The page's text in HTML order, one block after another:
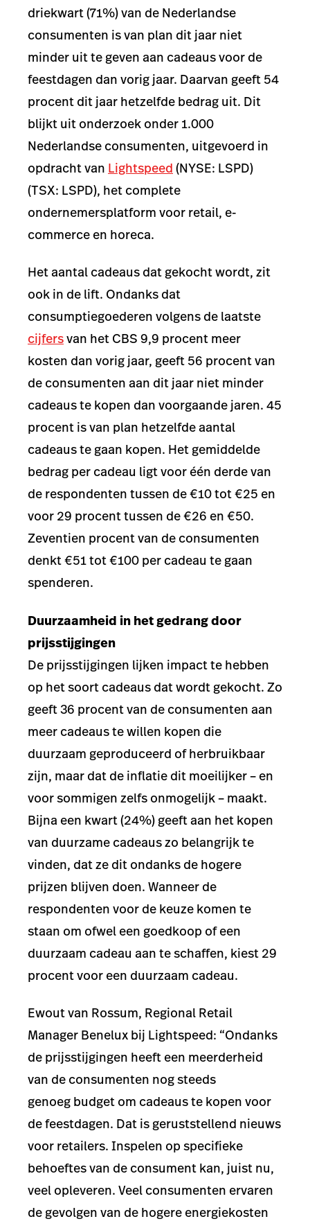
driekwart (71%) van de Nederlandse
consumenten is van plan dit jaar niet
minder uit te geven aan cadeaus voor de
feestdagen dan vorig jaar. Daarvan geeft 54
procent dit jaar hetzelfde bedrag uit. Dit
blijkt uit onderzoek onder 1.000
Nederlandse consumenten, uitgevoerd in
opdracht van Lightspeed (NYSE: LSPD)
(TSX: LSPD), het complete
ondernemersplatform voor retail, e-
commerce en horeca.
Het aantal cadeaus dat gekocht wordt, zit
ook in de lift. Ondanks dat
consumptiegoederen volgens de laatste
cijfersvan het CBS 9,9 procent meer
kosten dan vorig jaar, geeft 56 procent van
de consumenten aan dit jaar niet minder
cadeaus te kopen dan voorgaande jaren. 45
procent is van plan hetzelfde aantal
cadeaus te gaan kopen. Het gemiddelde
bedrag per cadeau ligt voor één derde van
de respondenten tussen de €10 tot €25 en
voor 29 procent tussen de €26 en €50.
Zeventien procent van de consumenten
denkt €51 tot €100 per cadeau te gaan
spenderen.
Duurzaamheid in het gedrang door
prijsstijgingen
De prijsstijgingen lijken impact te hebben
op het soort cadeaus dat wordt gekocht. Zo
geeft 36 procent van de consumenten aan
meer cadeaus te willen kopen die
duurzaam geproduceerd of herbruikbaar
zijn, maar dat de inflatie dit moeilijker – en
voor sommigen zelfs onmogelijk – maakt.
Bijna een kwart (24%) geeft aan het kopen
van duurzame cadeaus zo belangrijk te
vinden, dat ze dit ondanks de hogere
prijzen blijven doen. Wanneer de
respondenten voor de keuze komen te
staan om ofwel een goedkoop of een
duurzaam cadeau aan te schaffen, kiest 29
procent voor een duurzaam cadeau.
Ewout van Rossum, Regional Retail
Manager Benelux bij Lightspeed: “Ondanks
de prijsstijgingen heeft een meerderheid
van de consumenten nog steeds
genoeg budget om cadeaus te kopen voor
de feestdagen. Dat is geruststellend nieuws
voor retailers. Inspelen op specifieke
behoeftes van de consument kan, juist nu,
veel opleveren. Veel consumenten ervaren
de gevolgen van de hogere energiekosten